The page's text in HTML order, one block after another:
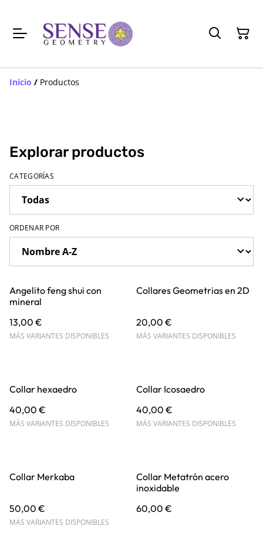
Inicio / Productos
Explorar productos
CATEGORÍAS
ORDENAR POR
Angelito feng shui con
mineral
13,00 €
MÁS VARIANTES DISPONIBLES
Collares Geometrias en 2D
20,00 €
MÁS VARIANTES DISPONIBLES
Collar hexaedro
40,00 €
MÁS VARIANTES DISPONIBLES
Collar Icosaedro
40,00 €
MÁS VARIANTES DISPONIBLES
Collar Merkaba
50,00 €
MÁS VARIANTES DISPONIBLES
Collar Metatrón acero
inoxidable
60,00 €